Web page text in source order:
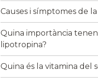
Causes i símptomes de
Quina importància
lipotropina?
Quina és la vitamina del